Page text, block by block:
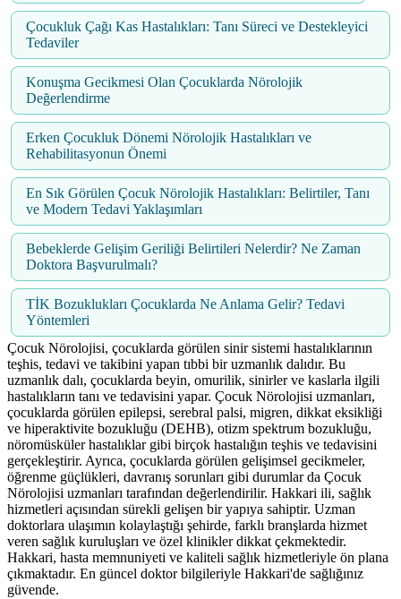
Çocukluk Çağı Kas Hastalıkları: Tanı Süreci ve Destekleyici
Tedaviler
Konuşma Gecikmesi Olan Çocuklarda Nörolojik
Değerlendirme
Erken Çocukluk Dönemi Nörolojik Hastalıkları ve
Rehabilitasyonun Önemi
En Sık Görülen Çocuk Nörolojik Hastalıkları: Belirtiler, Tanı
ve Modern Tedavi Yaklaşımları
Bebeklerde Gelişim Geriliği Belirtileri Nelerdir? Ne Zaman
Doktora Başvurulmalı?
TİK Bozuklukları Çocuklarda Ne Anlama Gelir? Tedavi
Yöntemleri
Çocuk Nörolojisi, çocuklarda görülen sinir sistemi hastalıklarının
teşhis, tedavi ve takibini yapan tıbbi bir uzmanlık dalıdır. Bu
uzmanlık dalı, çocuklarda beyin, omurilik, sinirler ve kaslarla ilgili
hastalıkların tanı ve tedavisini yapar. Çocuk Nörolojisi uzmanları,
çocuklarda görülen epilepsi, serebral palsi, migren, dikkat eksikliği
ve hiperaktivite bozukluğu (DEHB), otizm spektrum bozukluğu,
nöromüsküler hastalıklar gibi birçok hastalığın teşhis ve tedavisini
gerçekleştirir. Ayrıca, çocuklarda görülen gelişimsel gecikmeler,
öğrenme güçlükleri, davranış sorunları gibi durumlar da Çocuk
Nörolojisi uzmanları tarafından değerlendirilir. Hakkari ili, sağlık
hizmetleri açısından sürekli gelişen bir yapıya sahiptir. Uzman
doktorlara ulaşımın kolaylaştığı şehirde, farklı branşlarda hizmet
veren sağlık kuruluşları ve özel klinikler dikkat çekmektedir.
Hakkari, hasta memnuniyeti ve kaliteli sağlık hizmetleriyle ön plana
çıkmaktadır. En güncel doktor bilgileriyle Hakkari'de sağlığınız
güvende.